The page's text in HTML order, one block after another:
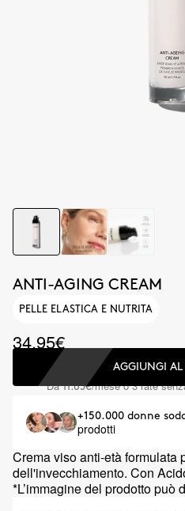
ANTI-AGING CREAM
PELLE ELASTICA E NUTRITA
34.95€
AGGIUNGI AL
Da11.65€/mese o 3 rate
+150.000 donne
prodotti
Crema viso anti-età formulata
dell'invecchiamento. Con
*L’immagine del prodotto può